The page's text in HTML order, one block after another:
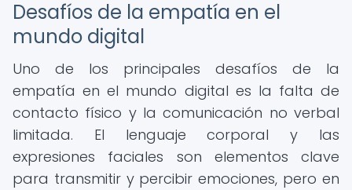
Desafíos de la empatía en el
mundo digital
Uno de los principales desafíos de la
empatía en el mundo digital es la falta de
contacto físico y la comunicación no verbal
limitada. El lenguaje corporal y las
expresiones faciales son elementos clave
para transmitir y percibir emociones, pero en